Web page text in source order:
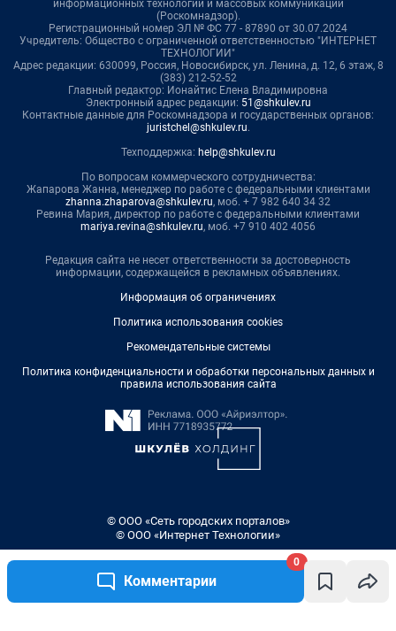
Комментарии
0
информационных технологий и массовых коммуникаций
(Роскомнадзор).
Регистрационный номер ЭЛ № ФС 77 - 87890 от 30.07.2024
Учредитель: Общество с ограниченной ответственностью "ИНТЕРНЕТ
ТЕХНОЛОГИИ"
Адрес редакции: 630099, Россия, Новосибирск, ул. Ленина, д. 12, 6 этаж, 8
(383) 212-52-52
Главный редактор: Ионайтис Елена Владимировна
Электронный адрес редакции: 51@shkulev.ru
Контактные данные для Роскомнадзора и государственных органов:
juristchel@shkulev.ru.
Техподдержка: help@shkulev.ru
По вопросам коммерческого сотрудничества:
Жапарова Жанна, менеджер по работе с федеральными клиентами
zhanna.zhaparova@shkulev.ru, моб. + 7 982 640 34 32
Ревина Мария, директор по работе с федеральными клиентами
mariya.revina@shkulev.ru, моб. +7 910 402 4056
Редакция сайта не несет ответственности за достоверность
информации, содержащейся в рекламных объявлениях.
Информация об ограничениях
Политика использования cookies
Рекомендательные системы
Политика конфиденциальности и обработки персональных данных и
правила использования сайта
© ООО «Сеть городских порталов»
© ООО «Интернет Технологии»